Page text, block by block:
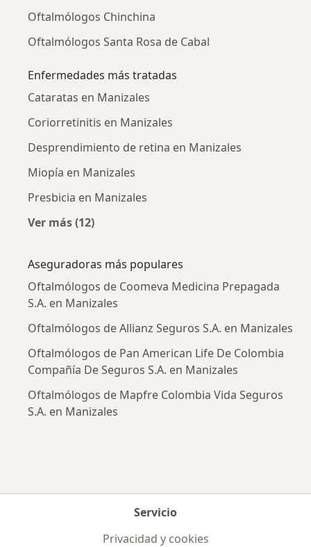
Oftalmólogos Chinchina
Oftalmólogos Santa Rosa de Cabal
Enfermedades más tratadas
Cataratas en Manizales
Coriorretinitis en Manizales
Desprendimiento de retina en Manizales
Miopía en Manizales
Presbicia en Manizales
Ver más (12)
Aseguradoras más populares
Oftalmólogos de Coomeva Medicina Prepagada
S.A. en Manizales
Oftalmólogos de Allianz Seguros S.A. en Manizales
Oftalmólogos de Pan American Life De Colombia
Compañía De Seguros S.A. en Manizales
Oftalmólogos de Mapfre Colombia Vida Seguros
S.A. en Manizales
Servicio
Privacidad y cookies